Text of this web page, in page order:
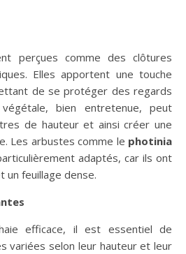
perçues comme des clôtures
Elles apportent une touche
de se protéger des regards
bien entretenue, peut
de hauteur et ainsi créer une
Les arbustes comme le photinia
adaptés, car ils ont
un feuillage dense.
efficace, il est essentiel de
variées selon leur hauteur et leur